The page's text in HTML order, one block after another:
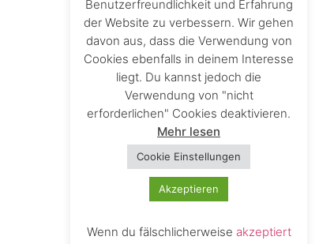
Benutzerfreundlichkeit und Erfahrung
der Website zu verbessern. Wir gehen
davon aus, dass die Verwendung von
Cookies ebenfalls in deinem Interesse
liegt. Du kannst jedoch die
Verwendung von "nicht
erforderlichen" Cookies deaktivieren.
Mehr lesen
Cookie Einstellungen
Akzeptieren
Wenn du fälschlicherweise akzeptiert